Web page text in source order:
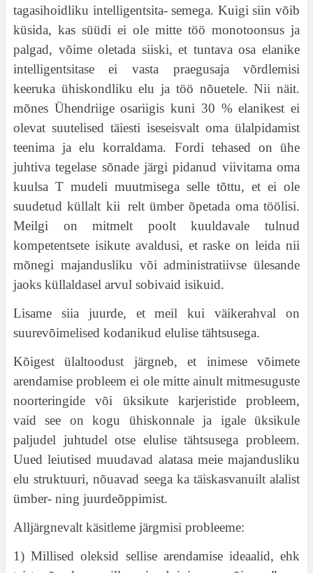
tagasihoidliku intelligentsita- semega. Kuigi siin võib
küsida, kas süüdi ei ole mitte töö monotoonsus ja
palgad, võime oletada siiski, et tuntava osa elanike
intelligentsitase ei vasta praegusaja võrdlemisi
keeruka ühiskondliku elu ja töö nõuetele. Nii näit.
mõnes Ühendriige osariigis kuni 30 % elanikest ei
olevat suutelised täiesti iseseisvalt oma ülalpidamist
teenima ja elu korraldama. Fordi tehased on ühe
juhtiva tegelase sõnade järgi pidanud viivitama oma
kuulsa T mudeli muutmisega selle tõttu, et ei ole
suudetud küllalt kii relt ümber õpetada oma töölisi.
Meilgi on mitmelt poolt kuuldavale tulnud
kompetentsete isikute avaldusi, et raske on leida nii
mõnegi majandusliku või administratiivse ülesande
jaoks küllaldasel arvul sobivaid isikuid.
Lisame siia juurde, et meil kui väikerahval on
suurevõimelised kodanikud elulise tähtsusega.
Kõigest ülaltoodust järgneb, et inimese võimete
arendamise probleem ei ole mitte ainult mitmesuguste
noorteringide või üksikute karjeristide probleem,
vaid see on kogu ühiskonnale ja igale üksikule
paljudel juhtudel otse elulise tähtsusega probleem.
Uued leiutised muudavad alatasa meie majandusliku
elu struktuuri, nõuavad seega ka täiskasvanuilt alalist
ümber- ning juurdeõppimist.
Alljärgnevalt käsitleme järgmisi probleeme:
1) Millised oleksid sellise arendamise ideaalid, ehk